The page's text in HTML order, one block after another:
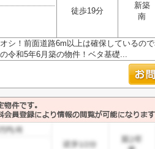
徒歩19分
新築
南
シ！前面道路6m以上は確保しているの
令和5年6月築の物件！ベタ基礎...